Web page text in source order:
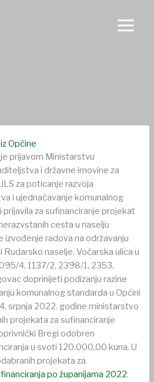
održavanje nerazvrstanih
Općine
prijavom Ministarstvu
i državne imovine za
za poticanje razvoja
i ujednačavanje komunalnog
za sufinanciranje projekat
cesta u naselju
izvođenje radova na održavanju
naselje, Voćarska ulica u
4, 1137/2, 2398/1, 2353,
doprinijeti podizanju razine
komunalnog standarda u Općini
srpnja 2022. godine ministarstvo
projekata za sufinanciranje
Bregi odobren
u svoti 120.000,00 kuna. U
projekata za
po županijama 2022.